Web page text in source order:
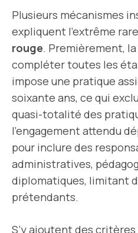
Plusieurs mécanismes
expliquent l’extrême
rouge. Premièrement,
compléter toutes les
impose une pratique
soixante ans, ce qui
quasi-totalité des
l’engagement attendu
pour inclure des
administratives,
diplomatiques, limitant
prétendants.
S’y ajoutent des